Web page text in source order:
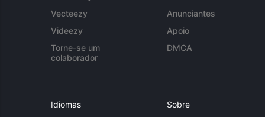
Vecteezy
Videezy
Torne-se um
colaborador
Anunciantes
Apoio
DMCA
Idiomas Sobre